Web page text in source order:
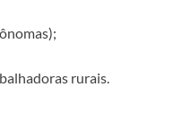
rurais.